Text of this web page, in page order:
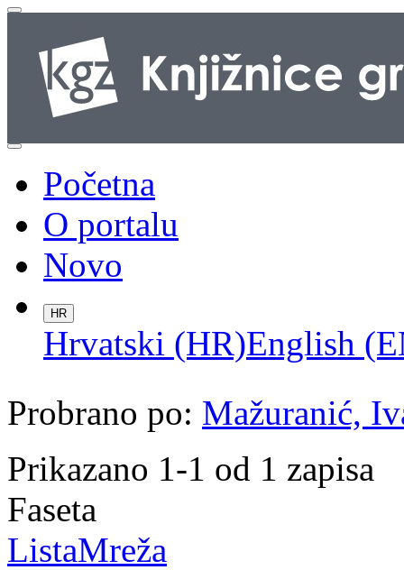
Početna
O portalu
Novo
HR
Hrvatski (HR)English
Probrano po: Mažuranić,
Prikazano 1-1 od 1 zapisa
Faseta
ListaMreža